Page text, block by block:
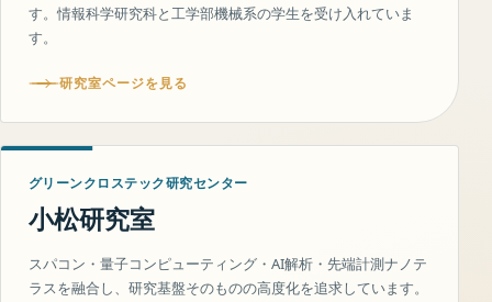
す。情報科学研究科と工学部機械系の学生を受け入れていま
す。
研究室ページを見る
グリーンクロステック研究センター
小松研究室
スパコン・量子コンピューティング・AI解析・先端計測ナノテ
ラスを融合し、研究基盤そのものの高度化を追求しています。